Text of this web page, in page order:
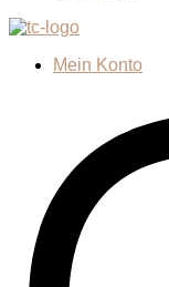
Mein Konto